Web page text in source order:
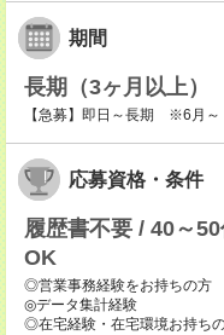
期間
長期（3ヶ月以上）
【急募】即日～長期 ※6月～
応募資格・条件
履歴書不要 / 40～
OK
◎営業事務経験をお持ちの方
◎データ集計経験
◎在宅経験・在宅環境お持ち